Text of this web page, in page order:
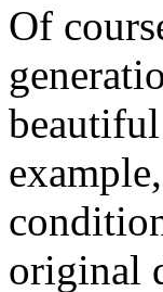
Of
original